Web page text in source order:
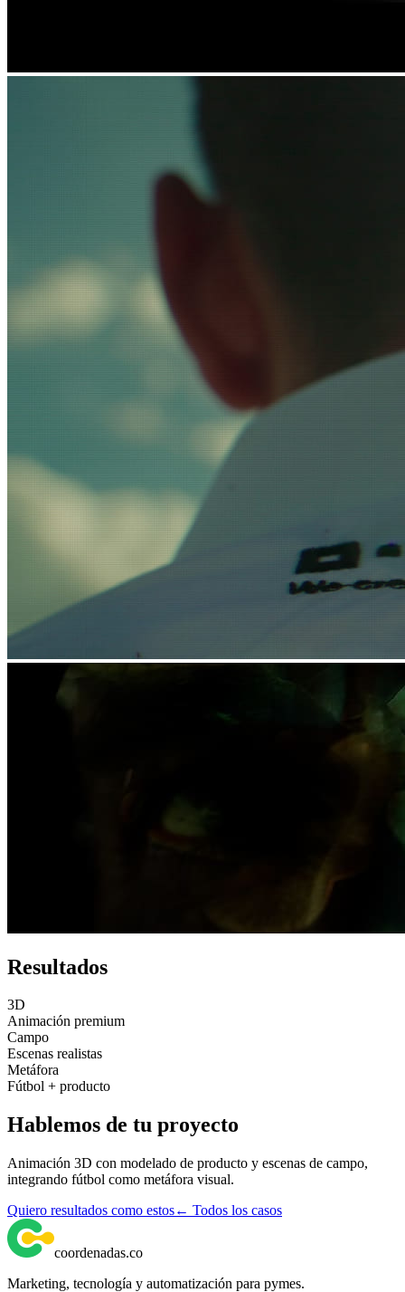
Resultados
3D
Animación premium
Campo
Escenas realistas
Metáfora
Fútbol + producto
Hablemos de tu proyecto
Animación 3D con modelado de producto y escenas de campo,
integrando fútbol como metáfora visual.
Quiero resultados como estos← Todos los casos
coordenadas.co
Marketing, tecnología y automatización para pymes.